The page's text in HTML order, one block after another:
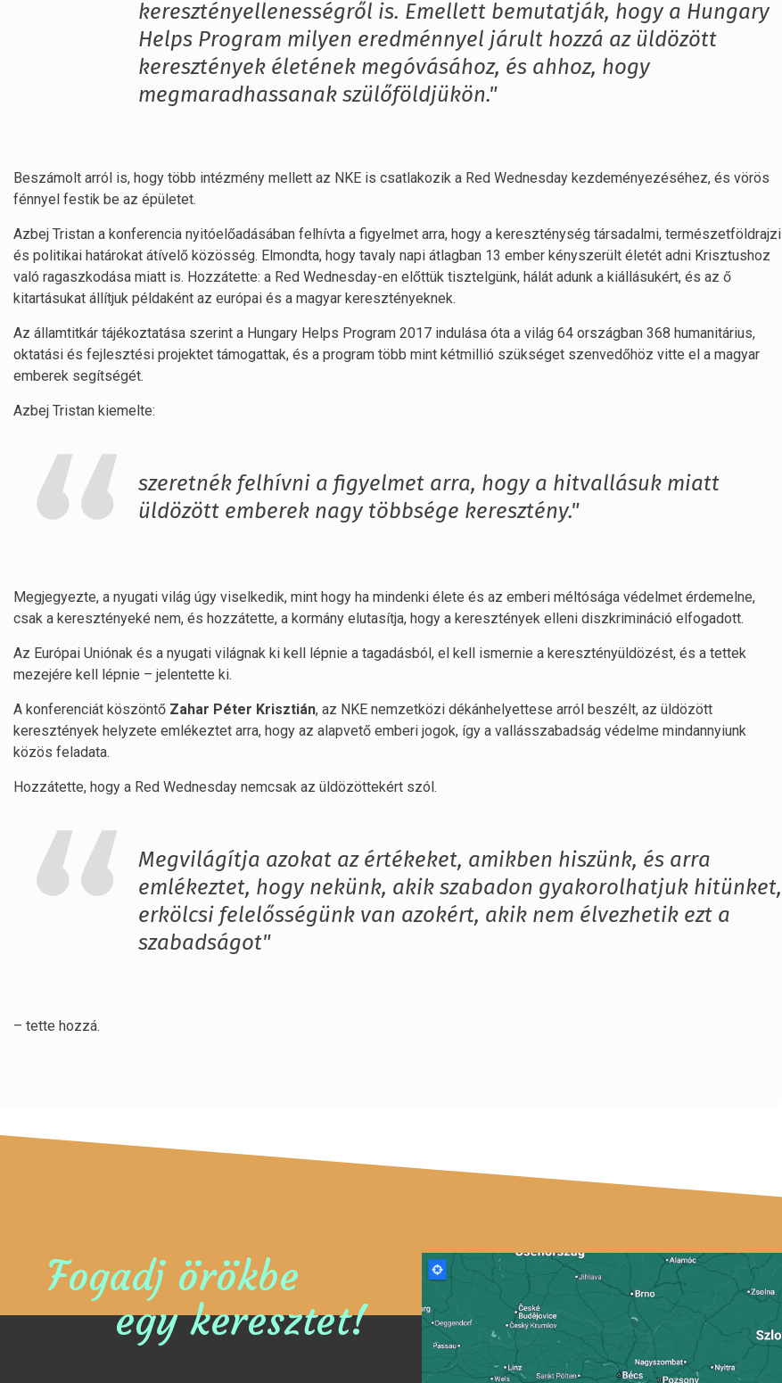
keresztényellenességről is. Emellett bemutatják, hogy a Hungary
Helps Program milyen eredménnyel járult hozzá az üldözött
keresztények életének megóvásához, és ahhoz, hogy
megmaradhassanak szülőföldjükön."
Beszámolt arról is, hogy több intézmény mellett az NKE is csatlakozik a Red Wednesday kezdeményezéséhez, és vörös
fénnyel festik be az épületet.
Azbej Tristan a konferencia nyitóelőadásában felhívta a figyelmet arra, hogy a kereszténység társadalmi, természetföldrajzi
és politikai határokat átívelő közösség. Elmondta, hogy tavaly napi átlagban 13 ember kényszerült életét adni Krisztushoz
való ragaszkodása miatt is. Hozzátette: a Red Wednesday-en előttük tisztelgünk, hálát adunk a kiállásukért, és az ő
kitartásukat állítjuk példaként az európai és a magyar keresztényeknek.
Az államtitkár tájékoztatása szerint a Hungary Helps Program 2017 indulása óta a világ 64 országban 368 humanitárius,
oktatási és fejlesztési projektet támogattak, és a program több mint kétmillió szükséget szenvedőhöz vitte el a magyar
emberek segítségét.
Azbej Tristan kiemelte:
szeretnék felhívni a figyelmet arra, hogy a hitvallásuk miatt
üldözött emberek nagy többsége keresztény."
Megjegyezte, a nyugati világ úgy viselkedik, mint hogy ha mindenki élete és az emberi méltósága védelmet érdemelne,
csak a keresztényeké nem, és hozzátette, a kormány elutasítja, hogy a keresztények elleni diszkrimináció elfogadott.
Az Európai Uniónak és a nyugati világnak ki kell lépnie a tagadásból, el kell ismernie a keresztényüldözést, és a tettek
mezejére kell lépnie – jelentette ki.
A konferenciát köszöntő Zahar Péter Krisztián, az NKE nemzetközi dékánhelyettese arról beszélt, az üldözött
keresztények helyzete emlékeztet arra, hogy az alapvető emberi jogok, így a vallásszabadság védelme mindannyiunk
közös feladata.
Hozzátette, hogy a Red Wednesday nemcsak az üldözöttekért szól.
Megvilágítja azokat az értékeket, amikben hiszünk, és arra
emlékeztet, hogy nekünk, akik szabadon gyakorolhatjuk hitünket,
erkölcsi felelősségünk van azokért, akik nem élvezhetik ezt a
szabadságot"
– tette hozzá.
Fogadj örökbe
egy keresztet!